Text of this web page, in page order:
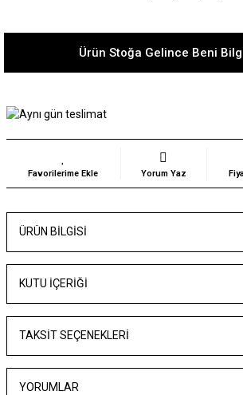
Ürün Stoğa Gelince Beni
Yorum Yaz
ÜRÜN BILGISI
KUTU İÇERİĞİ
TAKSIT SEÇENEKLERI
YORUMLAR